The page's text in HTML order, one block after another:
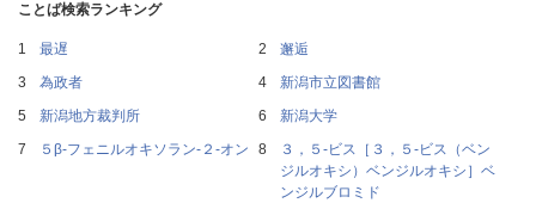
ことば検索ランキング
最遅
邂逅
為政者
新潟市立図書館
新潟地方裁判所
新潟大学
５β‐フェニルオキソラン‐２‐オン
３，５‐ビス［３，５‐ビス（ベン
ジルオキシ）ベンジルオキシ］ベ
ンジルブロミド